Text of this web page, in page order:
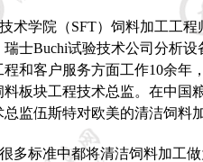
术学院（SFT）饲料加工工
瑞士Buchi试验技术公司分析设
程和客户服务方面工作10余年
板块工程技术总监。在中国
监伍斯特对欧美的清洁饲料
多标准中都将清洁饲料加工